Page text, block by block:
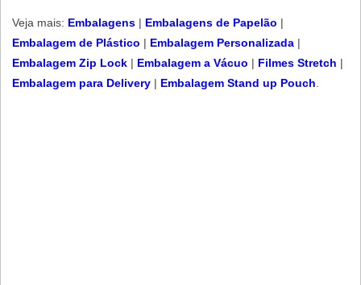
Veja mais: Embalagens | Embalagens de Papelão ​ |
Embalagem de Plástico ​ | Embalagem Personalizada​ |
Embalagem Zip Lock ​ | Embalagem a Vácuo | Filmes Stretch |
Embalagem para Delivery ​ | Embalagem Stand up Pouch.